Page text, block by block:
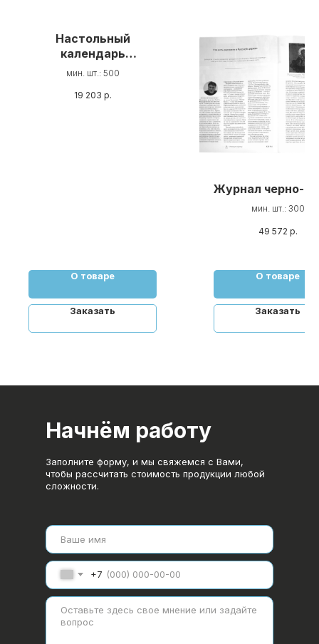
Настольный
календарь
Пирамидка
мин. шт.: 500
19 203 р.
О товаре
Заказать
Журнал черно-
мин. шт.: 300
49 572 р.
О товаре
Заказать
+7
Начнём работу
Заполните форму, и мы свяжемся с Вами,
чтобы рассчитать стоимость продукции любой
сложности.